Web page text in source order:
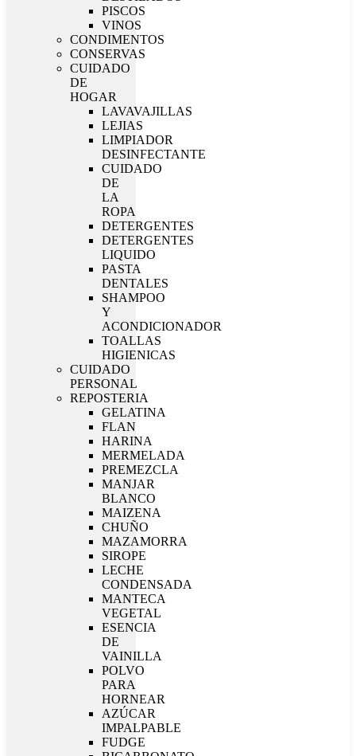
PISCOS
VINOS
CONDIMENTOS
CONSERVAS
CUIDADO
DE
HOGAR
LAVAVAJILLAS
LEJIAS
LIMPIADOR
DESINFECTANTE
CUIDADO
DE
LA
ROPA
DETERGENTES
DETERGENTES
LIQUIDO
PASTA
DENTALES
SHAMPOO
Y
ACONDICIONADOR
TOALLAS
HIGIENICAS
CUIDADO
PERSONAL
REPOSTERIA
GELATINA
FLAN
HARINA
MERMELADA
PREMEZCLA
MANJAR
BLANCO
MAIZENA
CHUÑO
MAZAMORRA
SIROPE
LECHE
CONDENSADA
MANTECA
VEGETAL
ESENCIA
DE
VAINILLA
POLVO
PARA
HORNEAR
AZÚCAR
IMPALPABLE
FUDGE